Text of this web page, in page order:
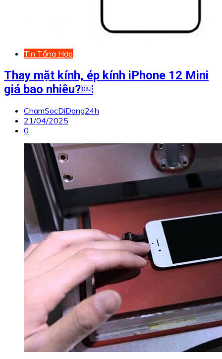
Tin Tổng Hợp
Thay mặt kính, ép kính iPhone 12 Mini
giá bao nhiêu?￼
ChamSocDiDong24h
21/04/2025
0